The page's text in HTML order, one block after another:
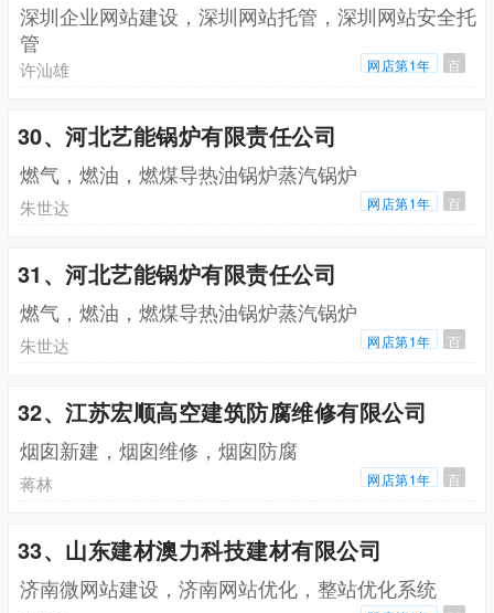
深圳企业网站建设，深圳网站托管，深圳网站安全托
管
许汕雄 网店第1年 百
30、河北艺能锅炉有限责任公司
燃气，燃油，燃煤导热油锅炉蒸汽锅炉
朱世达 网店第1年 百
31、河北艺能锅炉有限责任公司
燃气，燃油，燃煤导热油锅炉蒸汽锅炉
朱世达 网店第1年 百
32、江苏宏顺高空建筑防腐维修有限公司
烟囱新建，烟囱维修，烟囱防腐
蒋林 网店第1年 百
33、山东建材澳力科技建材有限公司
济南微网站建设，济南网站优化，整站优化系统